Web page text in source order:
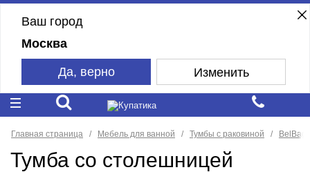
Ваш город
Москва
Да, верно Изменить
Главная страница Мебель для ванной Тумбы с раковиной
Тумба со столешницей